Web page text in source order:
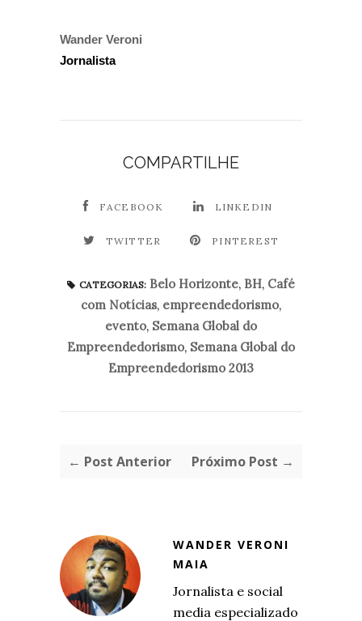
Wander Veroni
Jornalista
COMPARTILHE
FACEBOOK LINKEDIN
TWITTER PINTEREST
CATEGORIAS: Belo Horizonte, BH, Café
com Notícias, empreendedorismo,
evento, Semana Global do
Empreendedorismo, Semana Global do
Empreendedorismo 2013
← Post Anterior Próximo Post →
WANDER VERONI
MAIA
Jornalista e social
media especializado